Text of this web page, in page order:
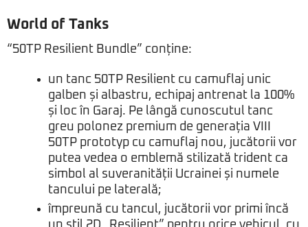
World of Tanks
“50TP Resilient Bundle” conține:
un tanc 50TP Resilient cu camuflaj unic
galben și albastru, echipaj antrenat la 100%
și loc în Garaj. Pe lângă cunoscutul tanc
greu polonez premium de generația VIII
50TP prototyp cu camuflaj nou, jucătorii vor
putea vedea o emblemă stilizată trident ca
simbol al suveranității Ucrainei și numele
tancului pe laterală;
împreună cu tancul, jucătorii vor primi încă